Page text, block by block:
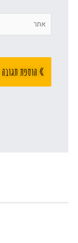
אתר